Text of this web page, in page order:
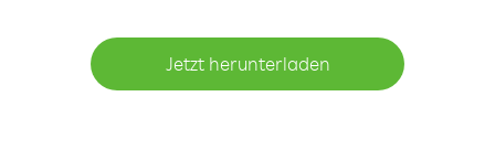
Jetzt herunterladen